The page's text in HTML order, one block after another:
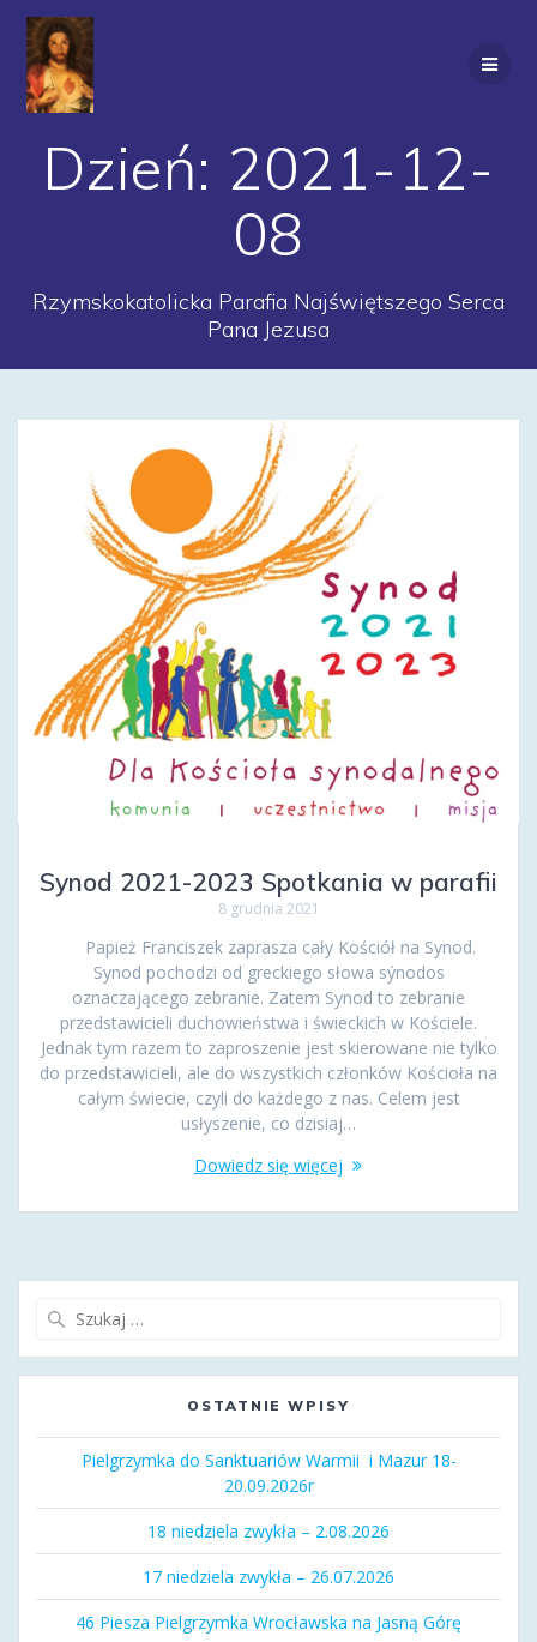
Dzień: 2021-12-
08
Rzymskokatolicka Parafia Najświętszego Serca
Pana Jezusa
Synod 2021-2023 Spotkania w parafii
8 grudnia 2021
Papież Franciszek zaprasza cały Kościół na Synod.
Synod pochodzi od greckiego słowa sýnodos
oznaczającego zebranie. Zatem Synod to zebranie
przedstawicieli duchowieństwa i świeckich w Kościele.
Jednak tym razem to zaproszenie jest skierowane nie tylko
do przedstawicieli, ale do wszystkich członków Kościoła na
całym świecie, czyli do każdego z nas. Celem jest
usłyszenie, co dzisiaj…
Dowiedz się więcej
OSTATNIE WPISY
Pielgrzymka do Sanktuariów Warmii i Mazur 18-
20.09.2026r
18 niedziela zwykła – 2.08.2026
17 niedziela zwykła – 26.07.2026
46 Piesza Pielgrzymka Wrocławska na Jasną Górę